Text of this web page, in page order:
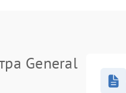
General